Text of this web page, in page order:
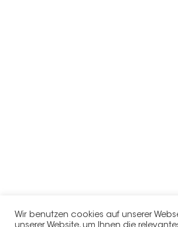
Wir benutzen cookies auf unserer